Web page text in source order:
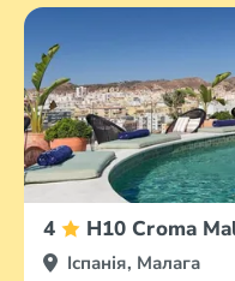
4 H10 Croma
Іспанія, Малага